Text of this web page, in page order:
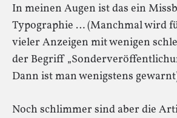
In meinen Augen ist das ein
Typographie … (Manchmal wird
vieler Anzeigen mit wenigen
der Begriff
Dann ist man wenigstens
Noch schlimmer sind aber die